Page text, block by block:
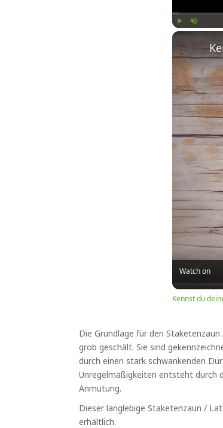
Watch on
Kennst du
Die Grundlage für den
grob geschält. Sie sind
durch einen stark schwankenden
Unregelmäßigkeiten entsteht durch
Anmutung.
Dieser langlebige Staketenzaun /
erhältlich.